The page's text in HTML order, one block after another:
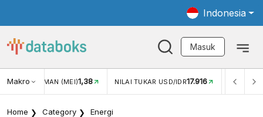
Indonesia
Masuk
MakroWISMAN (MEI)1,38 NILAI TUKAR USD/IDR17.916 INFLASI
Home Category Energi